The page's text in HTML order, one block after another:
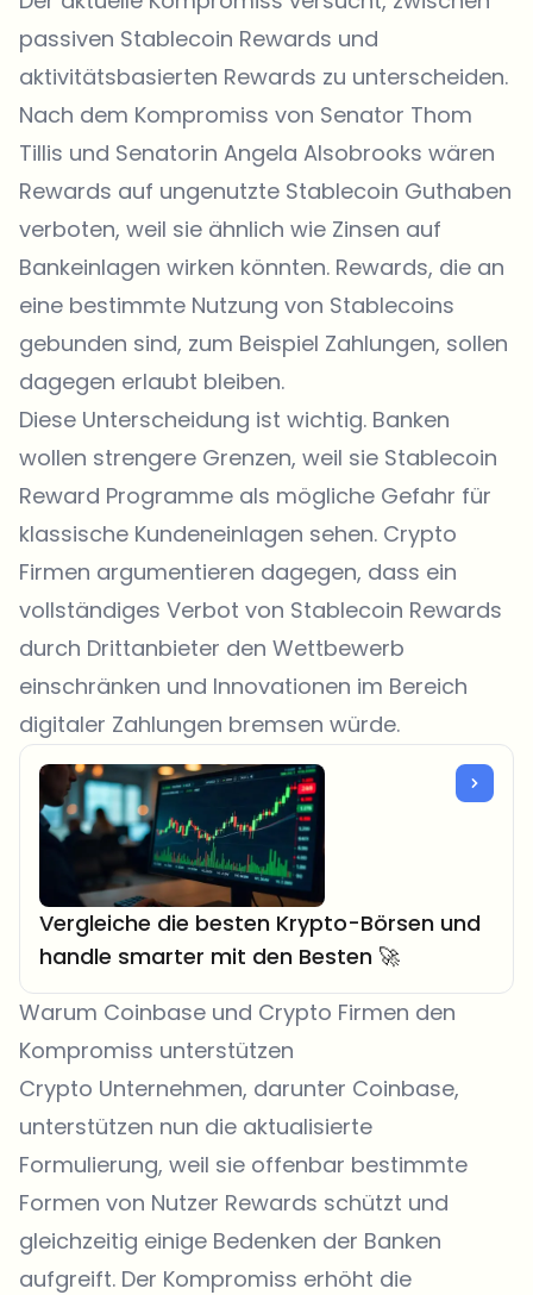
passiven Stablecoin Rewards und
aktivitätsbasierten Rewards zu unterscheiden.
Nach dem Kompromiss von Senator Thom
Tillis und Senatorin Angela Alsobrooks wären
Rewards auf ungenutzte Stablecoin Guthaben
verboten, weil sie ähnlich wie Zinsen auf
Bankeinlagen wirken könnten. Rewards, die an
eine bestimmte Nutzung von Stablecoins
gebunden sind, zum Beispiel Zahlungen, sollen
dagegen erlaubt bleiben.
Diese Unterscheidung ist wichtig. Banken
wollen strengere Grenzen, weil sie Stablecoin
Reward Programme als mögliche Gefahr für
klassische Kundeneinlagen sehen. Crypto
Firmen argumentieren dagegen, dass ein
vollständiges Verbot von Stablecoin Rewards
durch Drittanbieter den Wettbewerb
einschränken und Innovationen im Bereich
digitaler Zahlungen bremsen würde.
Vergleiche die besten Krypto-Börsen und
handle smarter mit den Besten 🚀
Warum Coinbase und Crypto Firmen den
Kompromiss unterstützen
Crypto Unternehmen, darunter Coinbase,
unterstützen nun die aktualisierte
Formulierung, weil sie offenbar bestimmte
Formen von Nutzer Rewards schützt und
gleichzeitig einige Bedenken der Banken
aufgreift. Der Kompromiss erhöht die